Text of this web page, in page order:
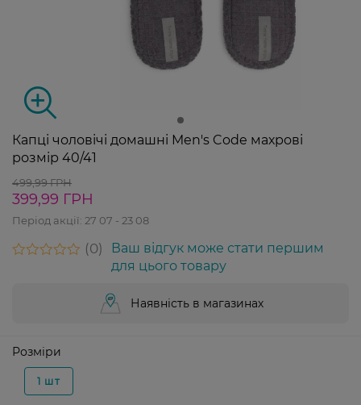
Капці чоловічі домашні Men's Code махрові
розмір 40/41
499,99 ГРН
399,99 ГРН
Період акції: 27 07 - 23 08
0
Ваш відгук може стати першим
для цього товару
Наявність в магазинах
Розміри
1 шт